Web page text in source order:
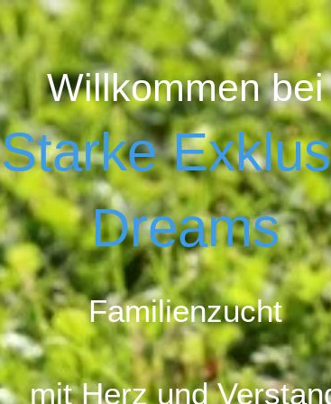
Willkommen bei
Starke
Dreams
Familienzucht
mit Herz und Ver